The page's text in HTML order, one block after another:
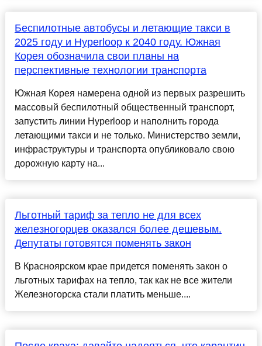
Беспилотные автобусы и летающие такси в
2025 году и Hyperloop к 2040 году. Южная
Корея обозначила свои планы на
перспективные технологии транспорта
Южная Корея намерена одной из первых разрешить
массовый беспилотный общественный транспорт,
запустить линии Hyperloop и наполнить города
летающими такси и не только. Министерство земли,
инфраструктуры и транспорта опубликовало свою
дорожную карту на...
Льготный тариф за тепло не для всех
железногорцев оказался более дешевым.
Депутаты готовятся поменять закон
В Красноярском крае придется поменять закон о
льготных тарифах на тепло, так как не все жители
Железногорска стали платить меньше....